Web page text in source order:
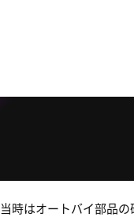
時はオートバイ部品